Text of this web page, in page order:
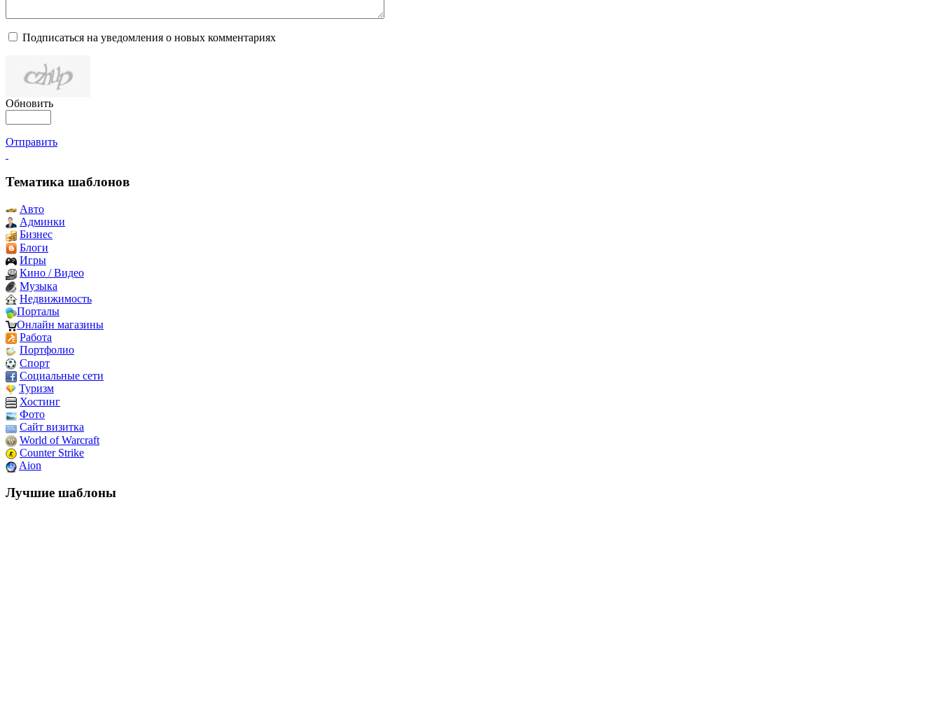
Подписаться на уведомления о новых комментариях
Обновить
Отправить
Тематика шаблонов
Авто
Админки
Бизнес
Блоги
Игры
Кино / Видео
Музыка
Недвижимость
Порталы
Онлайн магазины
Работа
Портфолио
Спорт
Социальные сети
Туризм
Хостинг
Фото
Сайт визитка
World of Warcraft
Counter Strike
Aion
Лучшие шаблоны